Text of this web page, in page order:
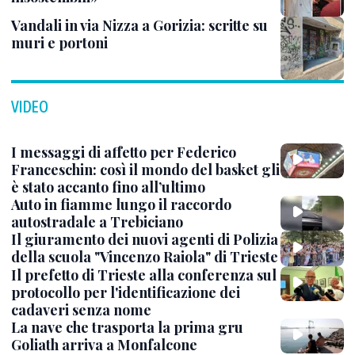
Vandali in via Nizza a Gorizia: scritte su
muri e portoni
VIDEO
I messaggi di affetto per Federico
Franceschin: così il mondo del basket gli
è stato accanto fino all’ultimo
Auto in fiamme lungo il raccordo
autostradale a Trebiciano
Il giuramento dei nuovi agenti di Polizia
della scuola "Vincenzo Raiola" di Trieste
Il prefetto di Trieste alla conferenza sul
protocollo per l'identificazione dei
cadaveri senza nome
La nave che trasporta la prima gru
Goliath arriva a Monfalcone